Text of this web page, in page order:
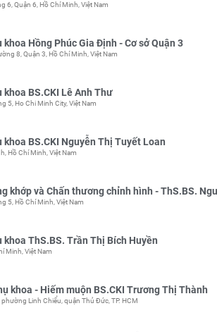
6, Quận 6, Hồ Chí Minh, Việt Nam
Hồng Phúc Gia Định - Cơ sở Quận 3
8, Quận 3, Hồ Chí Minh, Việt Nam
khoa BS.CKI Lê Anh Thư
5, Ho Chi Minh City, Việt Nam
khoa BS.CKI Nguyễn Thị Tuyết Loan
Hồ Chí Minh, Việt Nam
khớp và Chấn thương chỉnh hình - ThS.BS.
5, Hồ Chí Minh, Việt Nam
khoa ThS.BS. Trần Thị Bích Huyền
Minh, Việt Nam
khoa - Hiếm muộn BS.CKI Trương Thị Thành
Linh Chiểu, quận Thủ Đức, TP. HCM